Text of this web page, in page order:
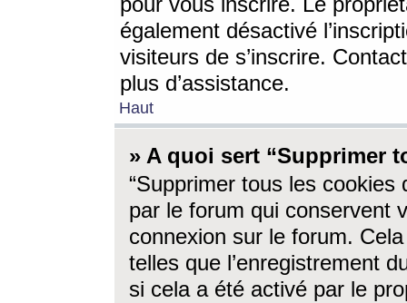
également désactivé
visiteurs de s’inscrire.
plus d’assistance.
Haut
» A quoi sert “Supprimer
“Supprimer tous les cookies
par le forum qui conservent
connexion sur le forum.
telles que l’enregistrement
si cela a été activé par le